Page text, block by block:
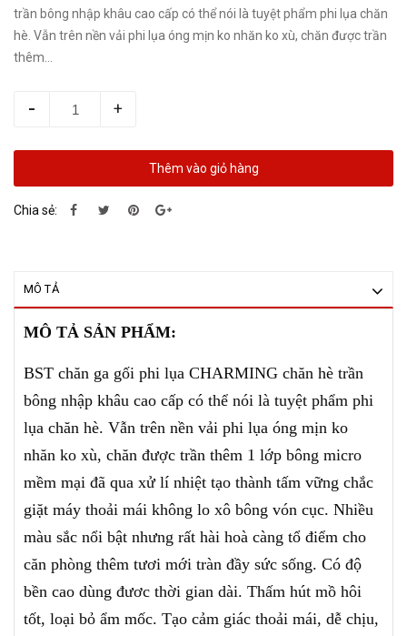
trần bông nhập khâu cao cấp có thể nói là tuyệt phẩm phi lụa chăn
hè. Vẫn trên nền vải phi lụa óng mịn ko nhăn ko xù, chăn được trần
thêm...
- +
Thêm vào giỏ hàng
Chia sẻ:
MÔ TẢ
MÔ TẢ SẢN PHẨM:
BST chăn ga gối phi lụa CHARMING chăn hè trần
bông nhập khâu cao cấp có thể nói là tuyệt phẩm phi
lụa chăn hè. Vẫn trên nền vải phi lụa óng mịn ko
nhăn ko xù, chăn được trần thêm 1 lớp bông micro
mềm mại đã qua xử lí nhiệt tạo thành tấm vững chắc
giặt máy thoải mái không lo xô bông vón cục. Nhiều
màu sắc nổi bật nhưng rất hài hoà càng tổ điểm cho
căn phòng thêm tươi mới tràn đầy sức sống. Có độ
bền cao dùng đươc thời gian dài. Thấm hút mồ hôi
tốt, loại bỏ ẩm mốc. Tạo cảm giác thoải mái, dễ chịu,